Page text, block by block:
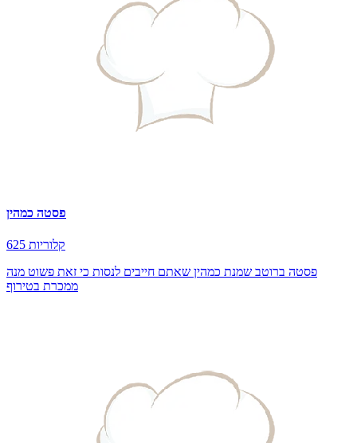
פסטה כמהין
625 קלוריות
פסטה ברוטב שמנת כמהין שאתם חייבים לנסות כי זאת פשוט מנה
ממכרת בטירוף